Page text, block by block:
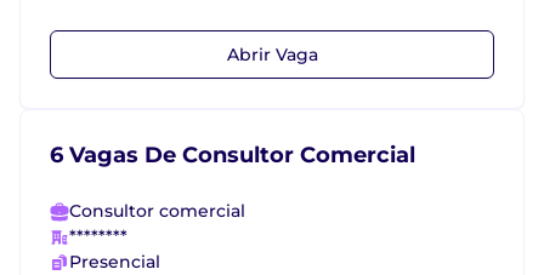
Abrir Vaga
6 Vagas De Consultor Comercial
Consultor comercial
********
Presencial